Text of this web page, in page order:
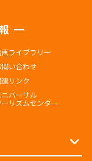
画ライブラリー
問い合わせ
連リンク
ニバーサル
ーリズムセンター